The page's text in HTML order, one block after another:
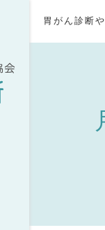
胃がん診断